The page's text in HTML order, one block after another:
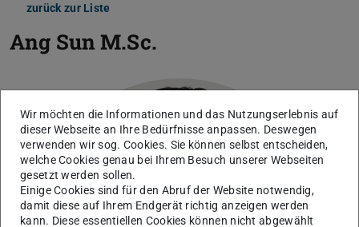
zurück zur Liste
Ang SunM.Sc.
Wir möchten die Informationen und das Nutzungserlebnis auf
dieser Webseite an Ihre Bedürfnisse anpassen. Deswegen
verwenden wir sog. Cookies. Sie können selbst entscheiden,
welche Cookies genau bei Ihrem Besuch unserer Webseiten
gesetzt werden sollen.
Einige Cookies sind für den Abruf der Website notwendig,
damit diese auf Ihrem Endgerät richtig anzeigen werden
kann. Diese essentiellen Cookies können nicht abgewählt